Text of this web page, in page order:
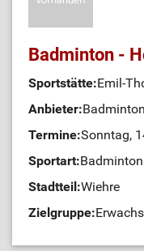
Badminton -
Sportstätte:Emil-
Anbieter:
Termine:Sonntag,
Sportart:Badminton
Stadtteil:Wiehre
Zielgruppe: